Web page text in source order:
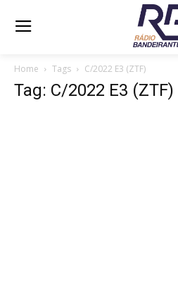
Home Tags C/2022 E3 (ZTF)
Tag: C/2022 E3 (ZTF)